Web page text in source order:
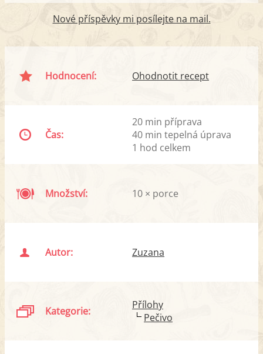
Nové příspěvky mi posílejte na mail.
Hodnocení: Ohodnotit recept
Čas:
20 min příprava
40 min tepelná úprava
1 hod celkem
Množství: 10 × porce
Autor: Zuzana
Kategorie:
Přílohy
Pečivo